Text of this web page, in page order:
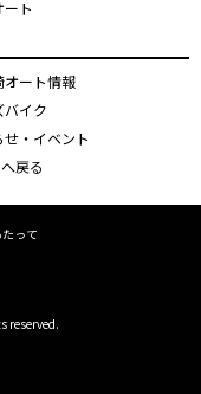
ト
オート情報
バイク
せ・イベント
戻る
って
reserved.